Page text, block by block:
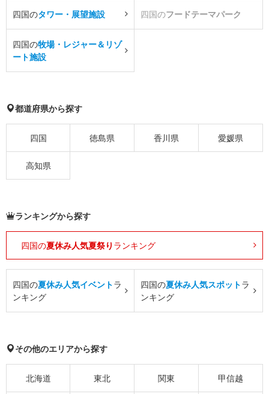
四国のタワー・展望施設 四国のフードテーマパーク
四国の牧場・レジャー＆リゾ
ート施設
都道府県から探す
四国 徳島県 香川県 愛媛県
高知県
ランキングから探す
四国の夏休み人気夏祭り ランキング
四国の夏休み人気イベントラ
ンキング
四国の夏休み人気スポットラ
ンキング
その他のエリアから探す
北海道 東北 関東 甲信越